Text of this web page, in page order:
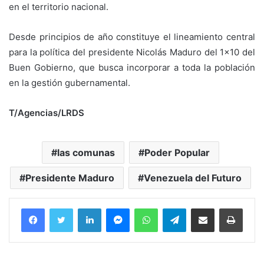
en el territorio nacional.
Desde principios de año constituye el lineamiento central
para la política del presidente Nicolás Maduro del 1×10 del
Buen Gobierno, que busca incorporar a toda la población
en la gestión gubernamental.
T/Agencias/LRDS
las comunas Poder Popular
Presidente Maduro Venezuela del Futuro
FacebookTwitter LinkedInMessengerWhatsAppTelegramCompartir por correo electrónico